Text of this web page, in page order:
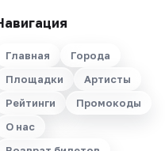
Главная
Города
Площадки
Артисты
Рейтинги
Промокоды
О нас